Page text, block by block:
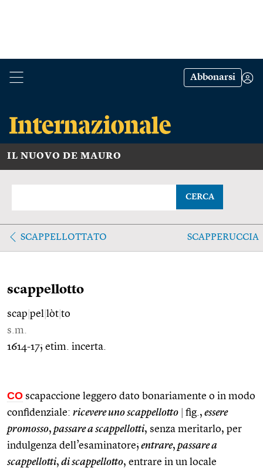
Abbonarsi
IL NUOVO DE MAURO
CERCA
SCAPPELLOTTATO SCAPPERUCCIA
scappellotto
scap pel lòt to
s.m.
1614-17; etim. incerta.
CO scapaccione leggero dato bonariamente o in modo
confidenziale: ricevere uno scappellotto fig., essere
promosso, passare a scappellotti, senza meritarlo, per
indulgenza dell’esaminatore; entrare, passare a
scappellotti, di scappellotto, entrare in un locale